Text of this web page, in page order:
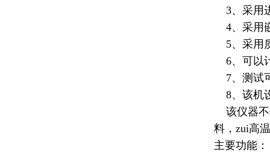
3、采用
4、采用
5、采用
6、可以
7、测试
8、该机
该仪器不
料，zui高
主要功能：